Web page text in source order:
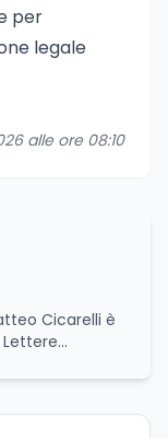
per
legale
alle ore 08:10